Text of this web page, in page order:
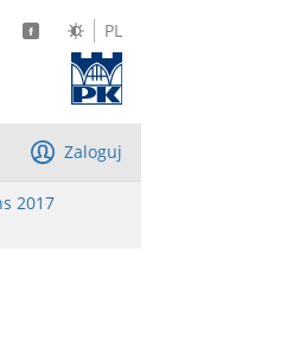
PL
Zaloguj
2017